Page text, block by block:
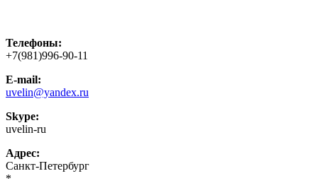
Телефоны:
+7(981)996-90-11
E-mail:
uvelin@yandex.ru
Skype:
uvelin-ru
Адрес:
Санкт-Петербург
*